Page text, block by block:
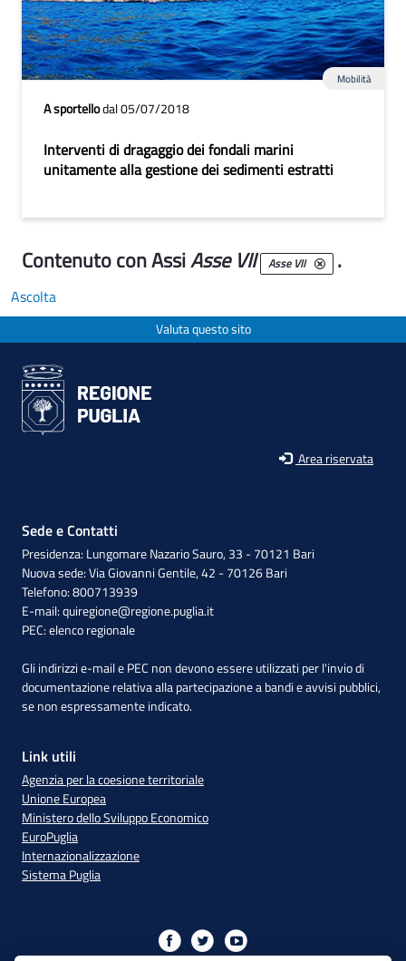
Mobilità
A sportellodal 05/07/2018
Interventi di dragaggio dei fondali marini
unitamente alla gestione dei sedimenti estratti
Contenuto con AssiAsse VII Asse VII .
Ascolta
Valuta questo sito
Area riservata
Sede e Contatti
Presidenza: Lungomare Nazario Sauro, 33 - 70121 Bari
Nuova sede: Via Giovanni Gentile, 42 - 70126 Bari
Telefono: 800713939
E-mail:quiregione@regione.puglia.it
PEC:elenco regionale
Gli indirizzi e-mail e PEC non devono essere utilizzati per l'invio di
documentazione relativa alla partecipazione a bandi e avvisi pubblici,
se non espressamente indicato.
Link utili
Agenzia per la coesione territoriale
Unione Europea
Ministero dello Sviluppo Economico
EuroPuglia
Internazionalizzazione
Sistema Puglia